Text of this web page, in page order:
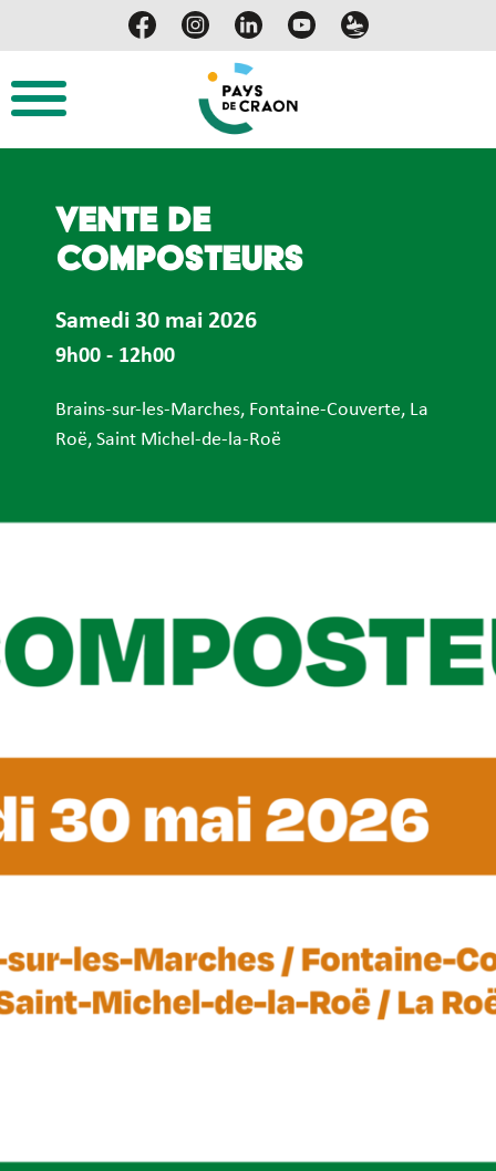
Vente de
composteurs
Samedi 30 mai 2026
9h00 - 12h00
Brains-sur-les-Marches, Fontaine-Couverte, La
Roë, Saint Michel-de-la-Roë